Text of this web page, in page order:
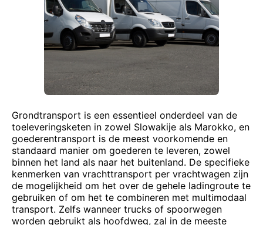
Grondtransport is een essentieel onderdeel van de
toeleveringsketen in zowel Slowakije als Marokko, en
goederentransport is de meest voorkomende en
standaard manier om goederen te leveren, zowel
binnen het land als naar het buitenland. De specifieke
kenmerken van vrachttransport per vrachtwagen zijn
de mogelijkheid om het over de gehele ladingroute te
gebruiken of om het te combineren met multimodaal
transport. Zelfs wanneer trucks of spoorwegen
worden gebruikt als hoofdweg, zal in de meeste